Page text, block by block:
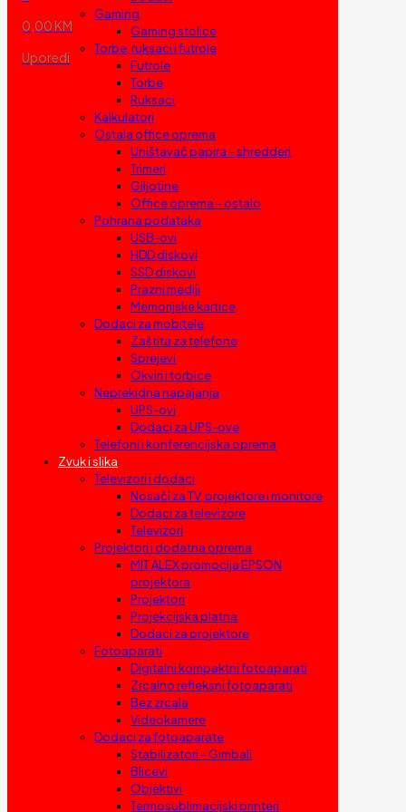
0,00 KM
Uporedi
Gaming
Gaming stolice
Torbe, ruksaci i futrole
Futrole
Torbe
Ruksaci
Kalkulatori
Ostala office oprema
Uništavač papira – shredderi
Trimeri
Giljotine
Office oprema – ostalo
Pohrana podataka
USB-ovi
HDD diskovi
SSD diskovi
Prazni mediji
Memorijske kartice
Dodaci za mobitele
Zaštita za telefone
Sprejevi
Okviri i torbice
Neprekidna napajanja
UPS-ovi
Dodaci za UPS-ove
Telefoni i konferencijska oprema
Zvuk i slika
Televizori i dodaci
Nosači za TV, projektore i monitore
Dodaci za televizore
Televizori
Projektori i dodatna oprema
MIT ALEX promocija EPSON
projektora
Projektori
Projekcijska platna
Dodaci za projektore
Fotoaparati
Digitalni kompaktni fotoaparati
Zrcalno refleksni fotoaparati
Bez zrcala
Videokamere
Dodaci za fotoaparate
Stabilizatori – Gimbali
Blicevi
Objektivi
Termosublimacijski printeri